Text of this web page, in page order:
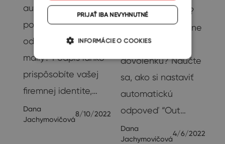
automatický
podpis pre
odchádzajúce e-
maily? Podpis ľahko
prispôsobíte vašej
firemnej identite,…
Dana
Jachymovičová
8/10/2022
predĺžený víkend?
Alebo máte v pláne
nejakú inú
dovolenku? Naučte
sa, ako si nastaviť
automatickú
odpoveď “Out…
Dana
Jachymovičová
4/6/2022
PRIJAŤ IBA NEVYHNUTNÉ
INFORMÁCIE O COOKIES